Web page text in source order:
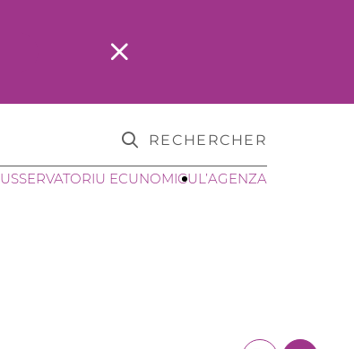
RECHERCHER
USSERVATORIU ECUNOMICUL’AGENZA